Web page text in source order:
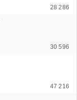
28 286
30 596
47 216